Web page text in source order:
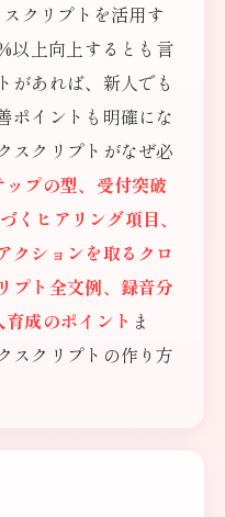
クリプトを活用す
以上向上するとも言
があれば、新人でも
ポイントも明確にな
スクリプトがなぜ必
プの型、受付突破
ヒアリング項目、
クションを取るクロ
プト全文例、録音分
成のポイント ま
スクリプトの作り方